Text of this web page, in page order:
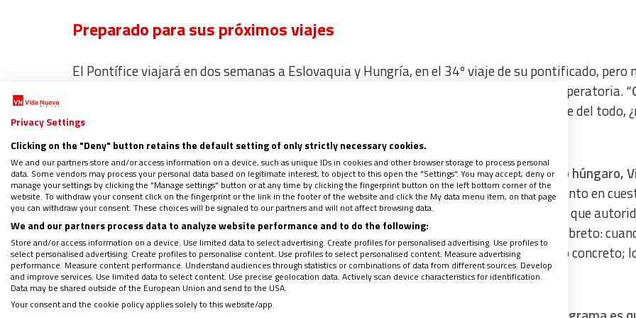
Preparado para sus próximos viajes
El Pontífice viajará en dos semanas a Eslovaquia y Hungría, en el 34º viaje de su pontificado, pero
parece muy dispuesto a frenar su ritmo pese a estar aún en fase de recuperación postoperatoria.“
porque uno tiene que reponerse del todo,
pero al final va a ser igual que los otros, ya lo va a ver”, dice con una sonrisa.
Precisamente en este viaje,el Papa se podría encontrar con el polémico primer ministro húngaro,
Orban.Un previsible encuentro que no le quita el sueño pese a su evidente distanciamiento en
pro vida, como es la defensa de los migrantes. “Yo no sé si me voy a encontrar con él. Sé que
van a venir a saludarme”. Y si lo tuviera delante, ¿qué le diría? “No me gusta andar con libreto:
estoy delante de una persona la miro a los ojos y dejo que salgan las cosas. Me gusta lo concreto;
futurible te enreda”.
Privacy Settings
Clicking on the "Deny" button retains the default setting of only strictly necessary cookies.
We and our partners store and/or access information on a device, such as unique IDs in cookies and other browser storage to process personal
data. Some vendors may process your personal data based on legitimate interest, to object to this open the "Settings". You may accept, deny or
manage your settings by clicking the "Manage settings" button or at any time by clicking the fingerprint button on the left bottom corner of the
website. To withdraw your consent click on the fingerprint or the link in the footer of the website and click the My data menu item, on that page
you can withdraw your consent. These choices will be signaled to our partners and will not affect browsing data.
We and our partners process data to analyze website performance and to do the following:
Store and/or access information on a device. Use limited data to select advertising. Create profiles for personalised advertising. Use profiles to
select personalised advertising. Create profiles to personalise content. Use profiles to select personalised content. Measure advertising
performance. Measure content performance. Understand audiences through statistics or combinations of data from different sources. Develop
and improve services. Use limited data to select content. Use precise geolocation data. Actively scan device characteristics for identification.
Data may be shared outside of the European Union and send to the USA.
Your consent and the cookie policy applies solely to this website/app.